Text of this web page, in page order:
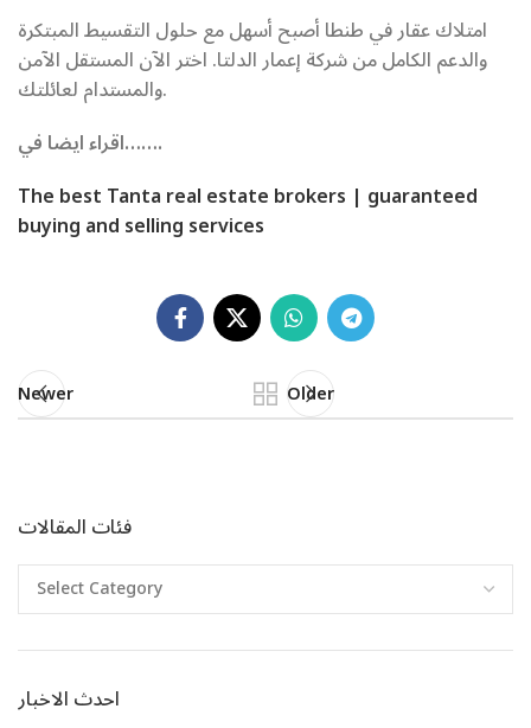
امتلاك عقار في طنطا أصبح أسهل مع حلول التقسيط المبتكرة
والدعم الكامل من شركة إعمار الدلتا. اختر الآن المستقل الآمن
والمستدام لعائلتك.
اقراء ايضا في…….
The best Tanta real estate brokers | guaranteed
buying and selling services
Newer Older
فئات المقالات
احدث الاخبار